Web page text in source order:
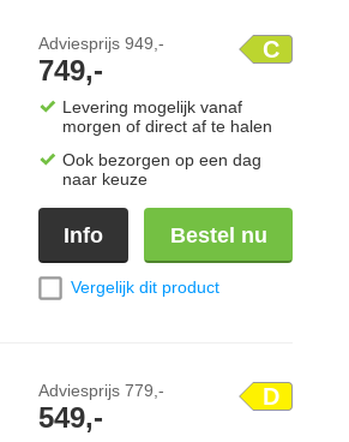
C
Adviesprijs 949,-
749,-
Levering mogelijk vanaf
morgen of direct af te halen
Ook bezorgen op een dag
naar keuze
Info Bestel nu
Vergelijk dit product
D
Adviesprijs 779,-
549,-